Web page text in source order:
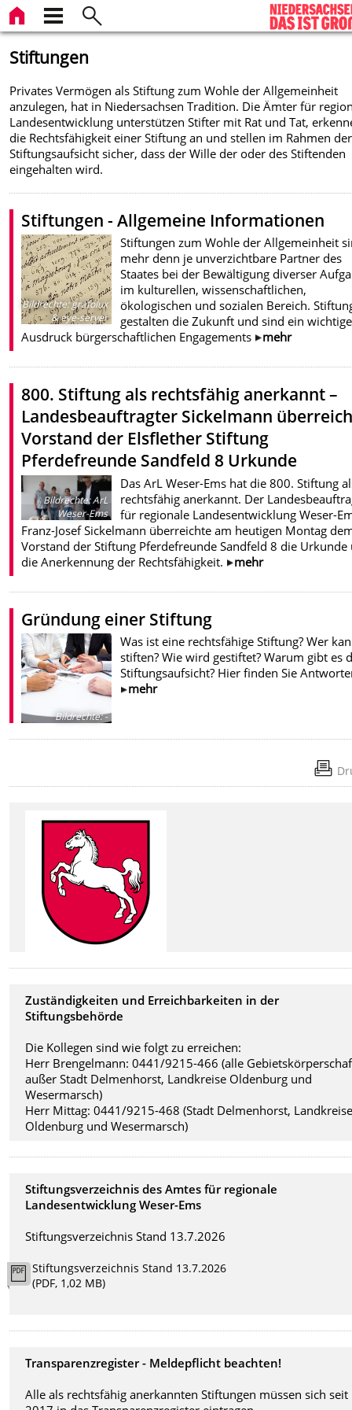
Stiftungen
Privates Vermögen als Stiftung zum Wohle der Allgemeinheit
anzulegen, hat in Niedersachsen Tradition. Die Ämter für
Landesentwicklung unterstützen Stifter mit Rat und Tat,
die Rechtsfähigkeit einer Stiftung an und stellen im Rahmen der
Stiftungsaufsicht sicher, dass der Wille der oder des Stiftenden
eingehalten wird.
Stiftungen - Allgemeine Informationen
Bildrechte:grafolux
& eye-server
Stiftungen zum Wohle der Allgemeinheit
mehr denn je unverzichtbare Partner des
Staates bei der Bewältigung diverser
im kulturellen, wissenschaftlichen,
ökologischen und sozialen Bereich.
gestalten die Zukunft und sind ein
Ausdruck bürgerschaftlichen Engagements
mehr
800. Stiftung als rechtsfähig anerkannt –
Landesbeauftragter Sickelmann
Vorstand der Elsflether Stiftung
Pferdefreunde Sandfeld 8 Urkunde
Bildrechte:ArL
Weser-Ems
Das ArL Weser-Ems hat die 800. Stiftung
rechtsfähig anerkannt. Der
für regionale Landesentwicklung Weser-
Franz-Josef Sickelmann überreichte am heutigen Montag
Vorstand der Stiftung Pferdefreunde Sandfeld 8 die Urkunde
die Anerkennung der Rechtsfähigkeit.
mehr
Gründung einer Stiftung
Bildrechte:-
Was ist eine rechtsfähige Stiftung? Wer
stiften? Wie wird gestiftet? Warum gibt es
Stiftungsaufsicht? Hier finden Sie
mehr
Zuständigkeiten und Erreichbarkeiten in der
Stiftungsbehörde
Die Kollegen sind wie folgt zu erreichen:
Herr Brengelmann: 0441/9215-466 (alle
außer Stadt Delmenhorst, Landkreise Oldenburg und
Wesermarsch)
Herr Mittag: 0441/9215-468 (Stadt Delmenhorst,
Oldenburg und Wesermarsch)
Stiftungsverzeichnis des Amtes für regionale
Landesentwicklung Weser-Ems
Stiftungsverzeichnis Stand 13.7.2026
Stiftungsverzeichnis Stand 13.7.2026
(PDF, 1,02 MB)
Transparenzregister - Meldepflicht beachten!
Alle als rechtsfähig anerkannten Stiftungen müssen sich seit